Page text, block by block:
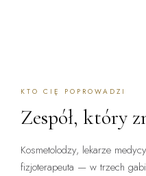
KTO CIĘ POPROWADZI
Zespół, który
Kosmetolodzy, lekarze
fizjoterapeuta — w trzech